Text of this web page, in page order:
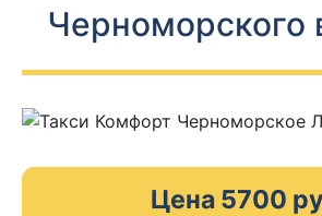
Черноморского
Цена 5700